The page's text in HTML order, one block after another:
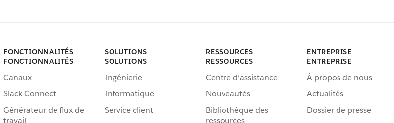
FONCTIONNALITÉS
FONCTIONNALITÉS
Canaux
Slack Connect
Générateur de flux de
travail
SOLUTIONS
SOLUTIONS
Ingénierie
Informatique
Service client
RESSOURCES
RESSOURCES
Centre d’assistance
Nouveautés
Bibliothèque des
ressources
ENTREPRISE
ENTREPRISE
À propos de nous
Actualités
Dossier de presse